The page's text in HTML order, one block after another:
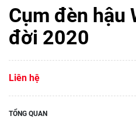
Cụm đèn hậu
đời 2020
Liên hệ
TỔNG QUAN